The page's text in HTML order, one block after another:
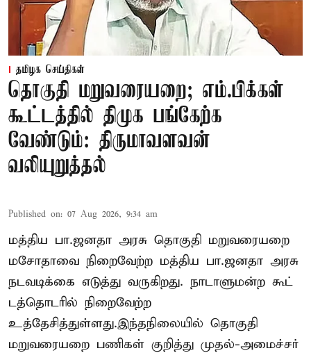
தமிழக செய்திகள்
தொகுதி மறுவரையறை; எம்.பிக்கள்
கூட்டத்தில் திமுக பங்கேற்க
வேண்டும்: திருமாவளவன்
வலியுறுத்தல்
Published on: 07 Aug 2026, 9:34 am
மத்திய பா.ஜனதா அரசு தொகுதி மறுவரையறை
மசோதாவை நிறைவேற்ற மத்திய பா.ஜனதா அரசு
நடவடிக்கை எடுத்து வருகிறது. நாடாளுமன்ற கூட்
டத்தொடரில் நிறைவேற்ற
உத்தேசித்துள்ளது.இந்தநிலையில் தொகுதி
மறுவரையறை பணிகள் குறித்து முதல்-அமைச்சர்